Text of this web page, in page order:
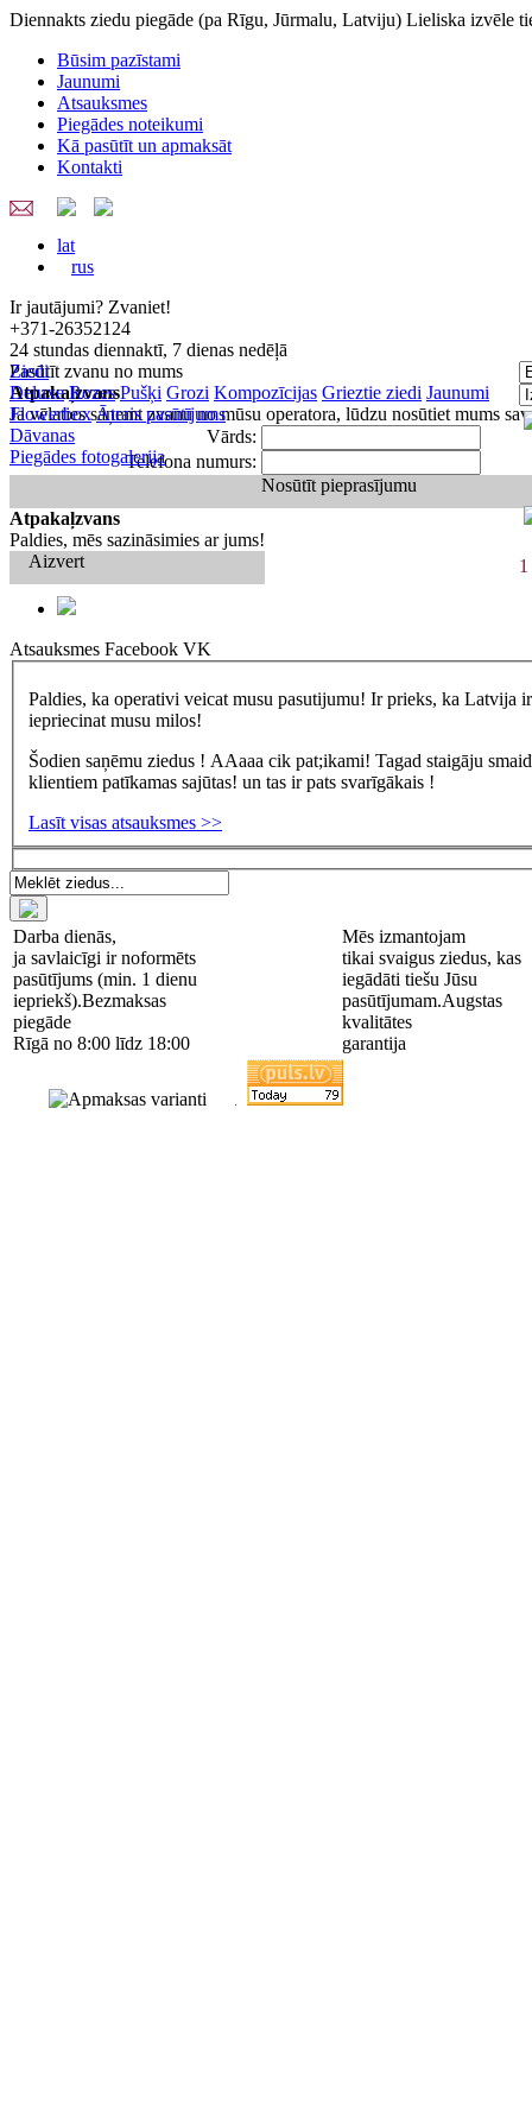
Diennakts ziedu piegāde (pa Rīgu, Jūrmalu, Latviju) Lieliska izvēle
Būsim pazīstami
Jaunumi
Atsauksmes
Piegādes noteikumi
Kā pasūtīt un apmaksāt
Kontakti
lat
rus
Ir jautājumi? Zvaniet!
+371-26352124
24 stundas diennaktī, 7 dienas nedēļā
Pasūtīt zvanu no mums
Atpakaļzvans
Ja vēlaties saņemt zvanu no mūsu operatora, lūdzu nosūtiet mums
Vārds:
Telefona numurs:
Nosūtīt pieprasījumu
Atpakaļzvans
Paldies, mēs sazināsimies ar jums!
Aizvert
Ziedi
Deluxe Rozes Pušķi Grozi Kompozīcijas Grieztie ziedi Jaunumi
Flowerbox Ātrais pasūtījums
Dāvanas
Piegādes fotogalerija
1
Atsauksmes Facebook VK
Paldies, ka operativi veicat musu pasutijumu! Ir prieks, ka Latvija
iepriecinat musu milos!
Šodien saņēmu ziedus ! AAaaa cik pat;ikami! Tagad staigāju
klientiem patīkamas sajūtas! un tas ir pats svarīgākais !
Lasīt visas atsauksmes >>
Darba dienās,
ja savlaicīgi ir noformēts
pasūtījums (min. 1 dienu
iepriekš).Bezmaksas
piegāde
Rīgā no 8:00 līdz 18:00
Mēs izmantojam
tikai svaigus ziedus, kas
iegādāti tiešu Jūsu
pasūtījumam.Augstas
kvalitātes
garantija